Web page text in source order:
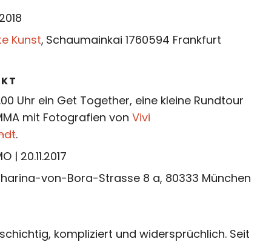
Kunst, Schaumainkai 1760594 Frankfurt
Uhr ein Get Together, eine kleine Rundtour
mit Fotografien von Vivi
.
| 20.11.2017
von-Bora-Strasse 8 a, 80333 München
kompliziert und widersprüchlich. Seit